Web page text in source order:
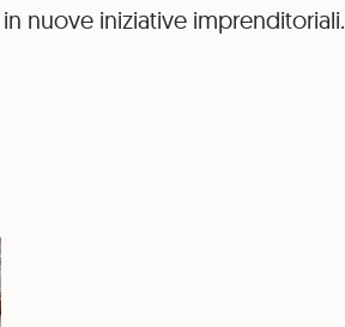
nuove iniziative imprenditoriali.